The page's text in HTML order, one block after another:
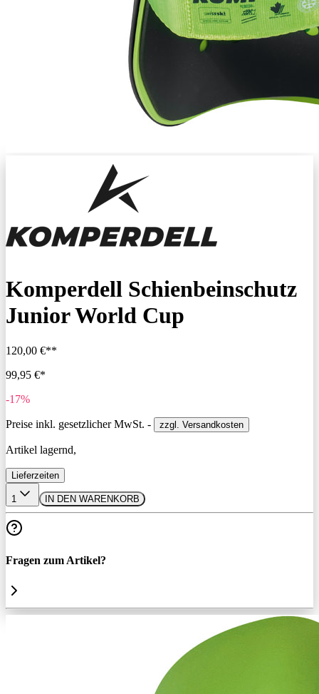
Komperdell Schienbeinschutz
Junior World Cup
120,00 €**
99,95 €*
-17%
Preise inkl. gesetzlicher MwSt. - zzgl. Versandkosten
Artikel lagernd,
Lieferzeiten
1 IN DEN WARENKORB
Fragen zum Artikel?